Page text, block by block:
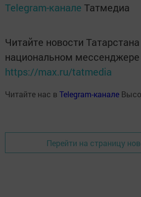
Telegram-канале Татмедиа
Читайте новости
национальном
https://max.ru/tatmedia
Читайте нас в Telegram-канале
Перейти на страницу